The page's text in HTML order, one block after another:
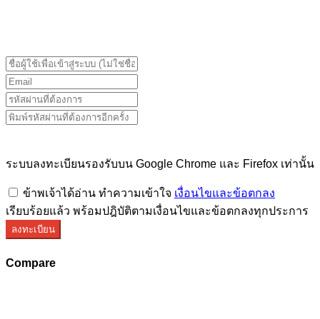
ระบบลงทะเบียนรองรับบน Google Chrome และ Firefox เท่านั้น
ข้าพเจ้าได้อ่าน ทำความเข้าใจ เงื่อนไขและข้อตกลง
เรียบร้อยแล้ว พร้อมปฎิบัติตามเงื่อนไขและข้อตกลงทุกประการ
ลงทะเบียน
Compare